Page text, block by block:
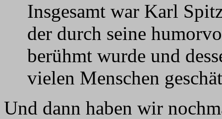
Insgesamt war Karl
der durch seine
berühmt wurde und
vielen Menschen
Und dann haben wir